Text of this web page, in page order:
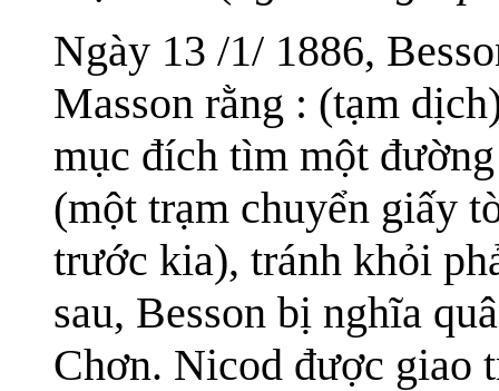
Ngày 13 /1/ 1886,
Masson rằng : (tạm
mục đích tìm một
(một trạm chuyển giấy
trước kia), tránh khỏi
sau, Besson bị nghĩa
Chơn. Nicod được giao